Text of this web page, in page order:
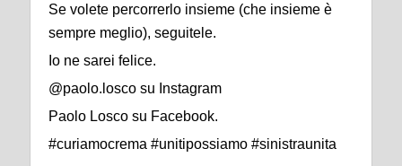
Se volete percorrerlo insieme (che insieme è
sempre meglio), seguitele.
Io ne sarei felice.
@paolo.losco su Instagram
Paolo Losco su Facebook.
#curiamocrema #unitipossiamo #sinistraunita